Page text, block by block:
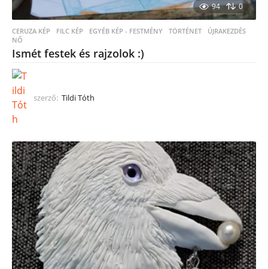
94 0
CERUZA KÉP ,FILC KÉP ,EGYÉB KÉP - FESTMÉNY TÖRTÉNET ,ÚJRAKEZDÉS
NŐ
Ismét festek és rajzolok :)
szerző: Tildi Tóth